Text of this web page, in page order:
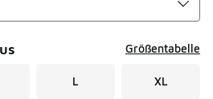
Größentabelle
L XL